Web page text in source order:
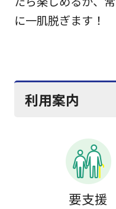
に一肌脱ぎます！
利用案内
要支援